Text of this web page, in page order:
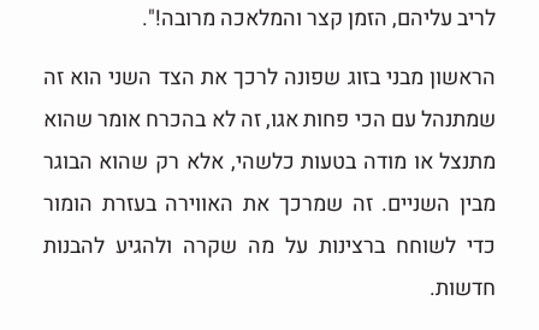
לריב עליהם, הזמן קצר והמלאכה מרובה!".
הראשון מבני בזוג שפונה לרכך את הצד השני הוא זה
שמתנהל עם הכי פחות אגו, זה לא בהכרח אומר שהוא
מתנצל או מודה בטעות כלשהי, אלא רק שהוא הבוגר
מבין השניים. זה שמרכך את האווירה בעזרת הומור
כדי לשוחח ברצינות על מה שקרה ולהגיע להבנות
חדשות.